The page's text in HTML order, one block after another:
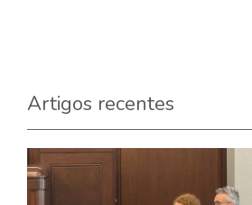
Artigos recentes